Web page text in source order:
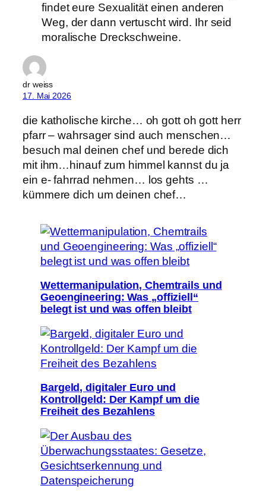
findet eure Sexualität einen anderen
Weg, der dann vertuscht wird. Ihr seid
moralische Dreckschweine.
dr weiss
17. Mai 2026
die katholische kirche… oh gott oh gott herr
pfarr – wahrsager sind auch menschen…
besuch mal deinen chef und berede dich
mit ihm…hinauf zum himmel kannst du ja
ein e- fahrrad nehmen… los gehts …
kümmere dich um deinen chef…
Wettermanipulation, Chemtrails und
Geoengineering: Was „offiziell“
belegt ist und was offen bleibt
Bargeld, digitaler Euro und
Kontrollgeld: Der Kampf um die
Freiheit des Bezahlens